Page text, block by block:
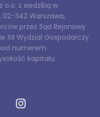
o.o. z siedzibą w
02-342 Warszawa,
przez Sąd Rejonowy
XII Wydział Gospodarczy
numerem
kapitału